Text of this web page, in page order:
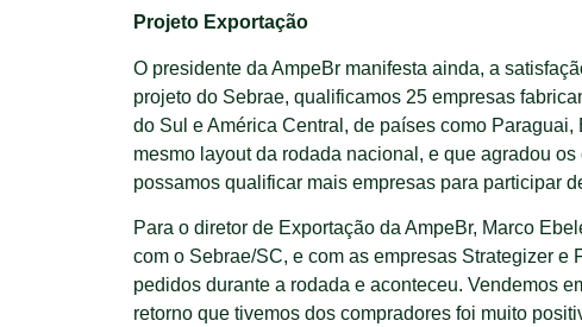
Projeto Exportação
O presidente da AmpeBr manifesta ainda, a
projeto do Sebrae, qualificamos 25 empresas
do Sul e América Central, de países como
mesmo layout da rodada nacional, e que agradou
possamos qualificar mais empresas para participar
Para o diretor de Exportação da AmpeBr, Marco
com o Sebrae/SC, e com as empresas Strategizer
pedidos durante a rodada e aconteceu. Vendemos
retorno que tivemos dos compradores foi muito